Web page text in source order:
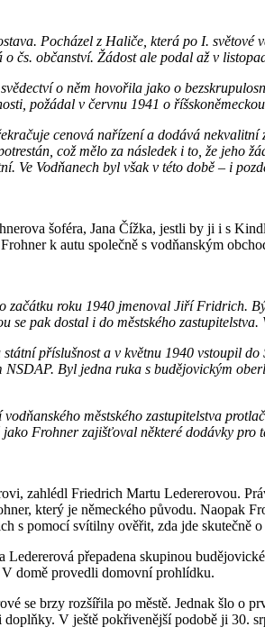
Pocházel z Haliče, která po I. světové
čs. občanství. Žádost ale podal až v
o něm hovořila jako o
požádal v červnu 1941 o
cenová nařízení a dodává
což mělo za následek i to, že jeho
Ve Vodňanech byl však v této době – i
šoféra, Jana Čížka, jestli by ji i s
k autu společně s vodňanským
začátku roku 1940 jmenoval Jiří Fridrich.
se pak dostal i do městského
příslušnost a v květnu 1940 vstoupil
NSDAP. Byl jedna ruka s budějovickým
městského zastupitelstva
Frohner zajišťoval některé dodávky pro
zahlédl Friedrich Martu Ledererovou.
který je německého původu. Naopak
s pomocí svítilny ověřit, zda jde skutečně
přepadena skupinou
domě provedli domovní prohlídku.
se brzy rozšířila po městě. Jednak šlo o
V ještě pokřivenější podobě ji 30.